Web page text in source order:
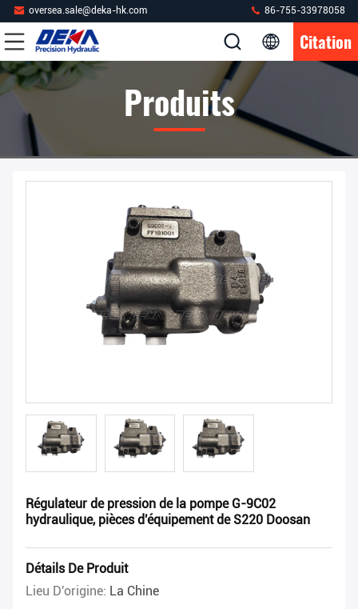
oversea.sale@deka-hk.com 86-755-33978058
Citation
Produits
Régulateur de pression de la pompe G-9C02
hydraulique, pièces d'équipement de S220 Doosan
Détails De Produit
Lieu D'origine: La Chine